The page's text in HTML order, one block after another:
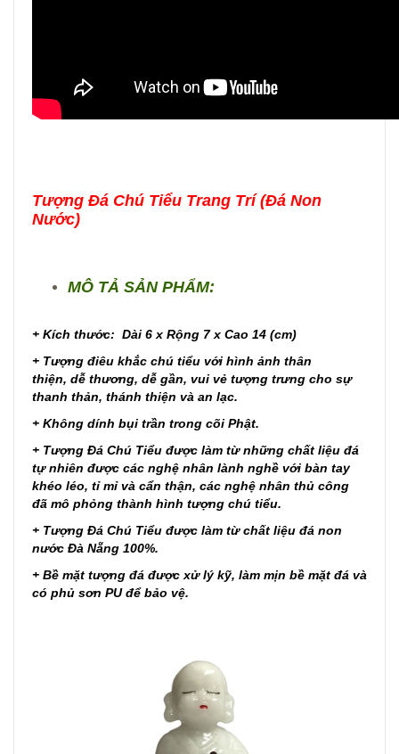
Tượng Đá Chú Tiểu Trang Trí (Đá Non
Nước)
MÔ TẢ SẢN PHẨM:
+ Kích thước: Dài 6 x Rộng 7 x Cao 14 (cm)
+ Tượng điêu khắc chú tiểu với hình ảnh thân
thiện, dễ thương, dễ gần, vui vẻ tượng trưng cho sự
thanh thản, thánh thiện và an lạc.
+ Không dính bụi trần trong cõi Phật.
+ Tượng Đá Chú Tiểu được làm từ những chất liệu đá
tự nhiên được các nghệ nhân lành nghề với bàn tay
khéo léo, tỉ mỉ và cẩn thận, các nghệ nhân thủ công
đã mô phỏng thành hình tượng chú tiểu.
+ Tượng Đá Chú Tiểu được làm từ chất liệu đá non
nước Đà Nẵng 100%.
+ Bề mặt tượng đá được xử lý kỹ, làm mịn bề mặt đá và
có phủ sơn PU để bảo vệ.